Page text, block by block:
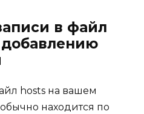
в файл
hosts на вашем
находится по